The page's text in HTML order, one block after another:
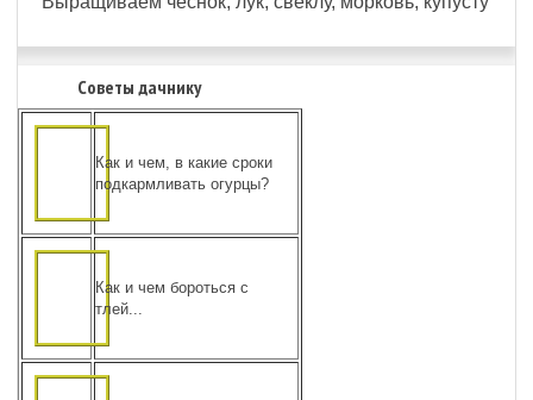
Советы дачнику
Как и чем, в какие сроки
подкармливать огурцы?
Как и чем бороться с
тлей...